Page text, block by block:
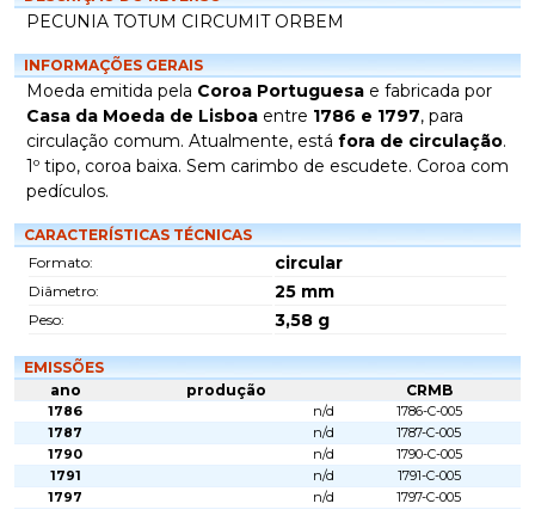
PECUNIA TOTUM CIRCUMIT ORBEM
INFORMAÇÕES GERAIS
Moeda emitida pela Coroa Portuguesa e fabricada por
Casa da Moeda de Lisboa entre 1786 e 1797, para
circulação comum. Atualmente, está fora de circulação.
1º tipo, coroa baixa. Sem carimbo de escudete. Coroa com
pedículos.
CARACTERÍSTICAS TÉCNICAS
Formato:
circular
Diâmetro: 25 mm
Peso: 3,58 g
EMISSÕES
ano
produção CRMB
1786 n/d
1786-C-005
1787
n/d
1787-C-005
1790
n/d
1790-C-005
1791
n/d
1791-C-005
1797
n/d 1797-C-005